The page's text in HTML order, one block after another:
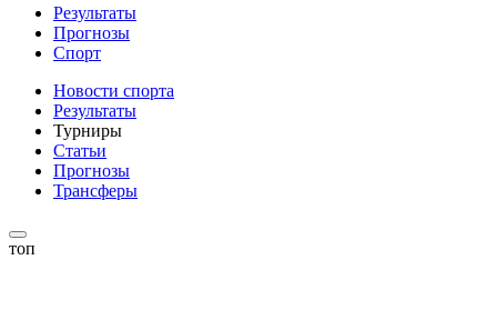
Результаты
Прогнозы
Спорт
Новости спорта
Результаты
Турниры
Статьи
Прогнозы
Трансферы
топ